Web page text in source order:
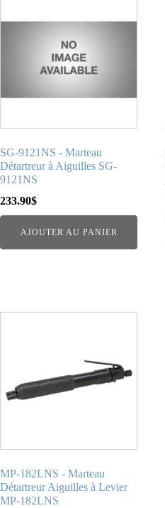
SG-9121NS - Marteau
Détartreur à Aiguilles SG-
9121NS
233.90$
AJOUTER AU PANIER
MP-182LNS - Marteau
Détartreur Aiguilles à Levier
MP-182LNS